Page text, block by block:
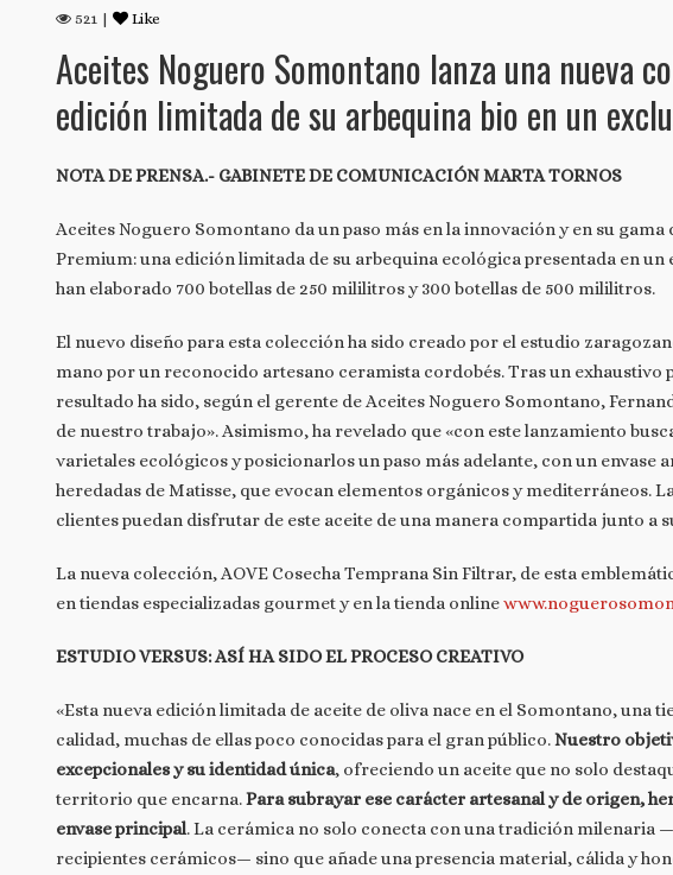
521 | Like
Aceites Noguero Somontano lanza una nueva
edición limitada de su arbequina bio en un
NOTA DE PRENSA.- GABINETE DE COMUNICACIÓN MARTA TORNOS
Aceites Noguero Somontano da un paso más en la innovación y en su
Premium: una edición limitada de su arbequina ecológica presentada en un
han elaborado 700 botellas de 250 mililitros y 300 botellas de 500 mililitros.
El nuevo diseño para esta colección ha sido creado por el estudio
mano por un reconocido artesano ceramista cordobés. Tras un exhaustivo
resultado ha sido, según el gerente de Aceites Noguero Somontano,
de nuestro trabajo». Asimismo, ha revelado que «con este lanzamiento
varietales ecológicos y posicionarlos un paso más adelante, con un envase
heredadas de Matisse, que evocan elementos orgánicos y mediterráneos.
clientes puedan disfrutar de este aceite de una manera compartida junto a
La nueva colección, AOVE Cosecha Temprana Sin Filtrar, de esta
en tiendas especializadas gourmet y en la tienda online
ESTUDIO VERSUS: ASÍ HA SIDO EL PROCESO CREATIVO
«Esta nueva edición limitada de aceite de oliva nace en el Somontano, una
calidad, muchas de ellas poco conocidas para el gran público.Nuestro
excepcionales y su identidad única, ofreciendo un aceite que no solo
territorio que encarna.Para subrayar ese carácter artesanal y de origen,
envase principal. La cerámica no solo conecta con una tradición milenaria
recipientes cerámicos— sino que añade una presencia material, cálida y